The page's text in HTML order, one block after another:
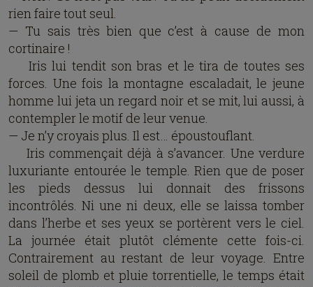
rien faire tout seul.
— Tu sais très bien que c’est à cause de mon
cortinaire !
Iris lui tendit son bras et le tira de toutes ses
forces. Une fois la montagne escaladait, le jeune
homme lui jeta un regard noir et se mit, lui aussi, à
contempler le motif de leur venue.
— Je n’y croyais plus. Il est… époustouflant.
Iris commençait déjà à s’avancer. Une verdure
luxuriante entourée le temple. Rien que de poser
les pieds dessus lui donnait des frissons
incontrôlés. Ni une ni deux, elle se laissa tomber
dans l’herbe et ses yeux se portèrent vers le ciel.
La journée était plutôt clémente cette fois-ci.
Contrairement au restant de leur voyage. Entre
soleil de plomb et pluie torrentielle, le temps était